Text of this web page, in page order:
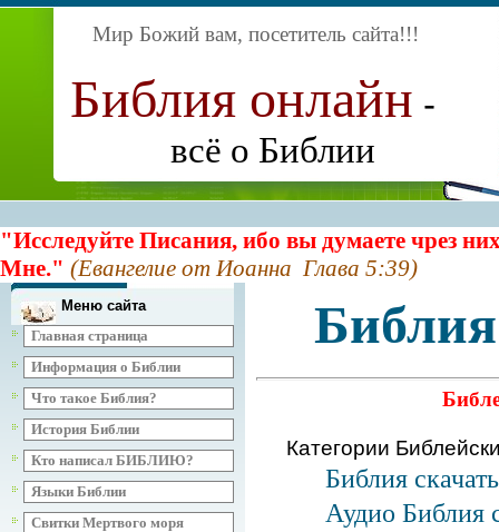
Мир Божий вам, посетитель сайта!!!
Библия онлайн -
всё о Библии
"Исследуйте Писания, ибо вы думаете чрез
Мне." (Евангелие от Иоанна Глава 5:39)
Меню сайта
Главная страница
Информация о Библии
Что такое Библия?
История Библии
Кто написал БИБЛИЮ?
Языки Библии
Свитки Мертвого моря
Категории
Библия
Аудио Библия